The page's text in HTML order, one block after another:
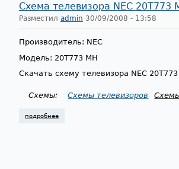
Схема телевизора NEC 20T773
Разместил admin 30/09/2008 - 13:58
Производитель: NEC
Модель: 20T773 MH
Скачать схему телевизора NEC 20T773
Схемы: Схемы телевизоров
подробнее